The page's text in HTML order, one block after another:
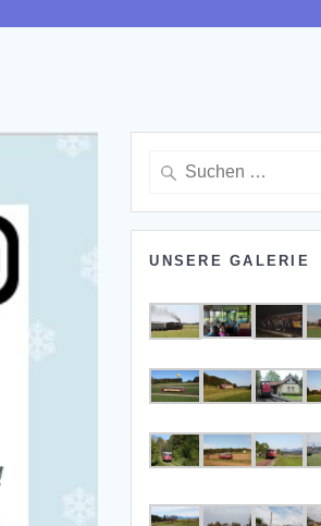
Suchen
UNSERE GALERIE